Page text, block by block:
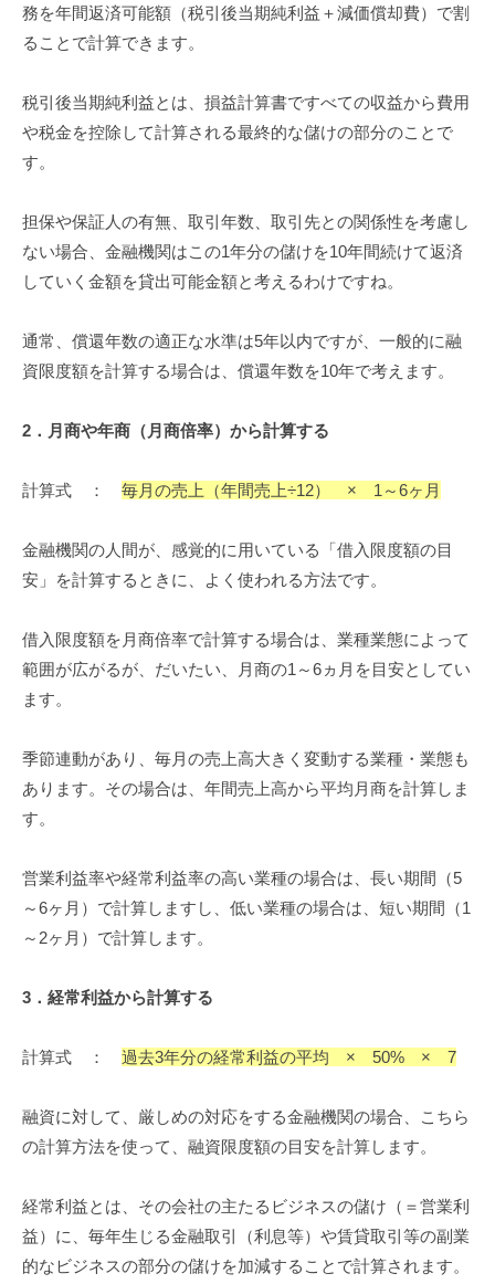
務を年間返済可能額（税引後当期純利益＋減価償却費）で割
ることで計算できます。
税引後当期純利益とは、損益計算書ですべての収益から費用
や税金を控除して計算される最終的な儲けの部分のことで
す。
担保や保証人の有無、取引年数、取引先との関係性を考慮し
ない場合、金融機関はこの1年分の儲けを10年間続けて返済
していく金額を貸出可能金額と考えるわけですね。
通常、償還年数の適正な水準は5年以内ですが、一般的に融
資限度額を計算する場合は、償還年数を10年で考えます。
2 ． 月商や年商 （月商倍率） から計算する
計算式 ： 毎月の売上（年間売上÷12） × 1～6ヶ月
金融機関の人間が、感覚的に用いている「借入限度額の目
安」を計算するときに、よく使われる方法です。
借入限度額を月商倍率で計算する場合は、業種業態によって
範囲が広がるが、だいたい、月商の1～6ヵ月を目安としてい
ます。
季節連動があり、毎月の売上高大きく変動する業種・業態も
あります。その場合は、年間売上高から平均月商を計算しま
す。
営業利益率や経常利益率の高い業種の場合は、長い期間（5
～6ヶ月）で計算しますし、低い業種の場合は、短い期間（1
～2ヶ月）で計算します。
3 ． 経常利益から計算する
計算式 ： 過去3年分の経常利益の平均 × 50% × 7
融資に対して、厳しめの対応をする金融機関の場合、こちら
の計算方法を使って、融資限度額の目安を計算します。
経常利益とは、その会社の主たるビジネスの儲け（＝営業利
益）に、毎年生じる金融取引（利息等）や賃貸取引等の副業
的なビジネスの部分の儲けを加減することで計算されます。